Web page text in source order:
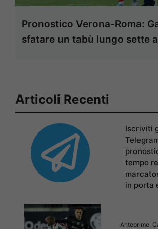
Pronostico Verona-Roma:
sfatare un tabù lungo sette
Articoli Recenti
Iscriviti
tempo
in porta
Anteprime,